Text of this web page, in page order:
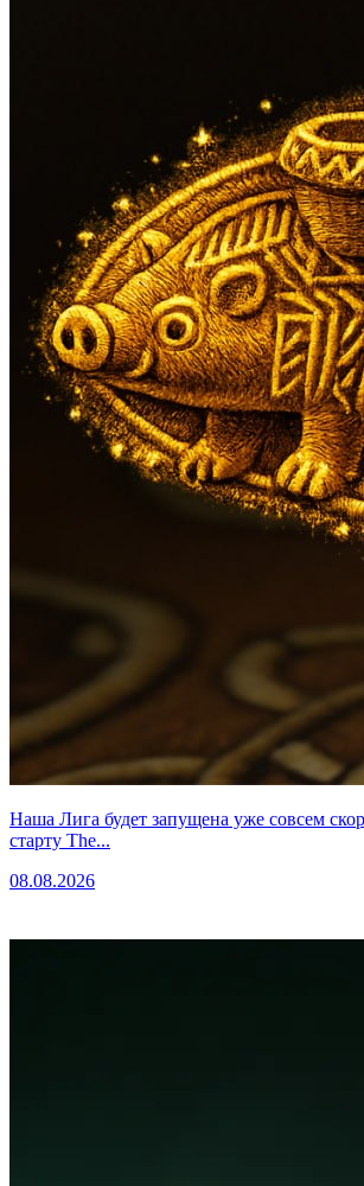
Наша Лига будет запущена уже совсем
старту The...
08.08.2026